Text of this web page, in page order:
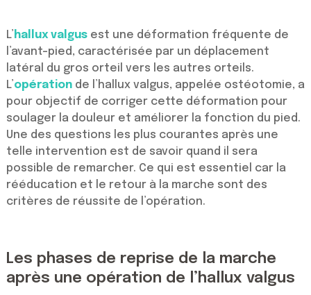
L’ hallux valgusest une déformation fréquente de
l’avant-pied, caractérisée par un déplacement
latéral du gros orteil vers les autres orteils.
L’opérationde l’hallux valgus, appelée ostéotomie, a
pour objectif de corriger cette déformation pour
soulager la douleur et améliorer la fonction du pied.
Une des questions les plus courantes après une
telle intervention est de savoir quand il sera
possible de remarcher. Ce qui est essentiel car la
rééducation et le retour à la marche sont des
critères de réussite de l’opération.
Les phases de reprise de la marche
après une opération de l’hallux valgus